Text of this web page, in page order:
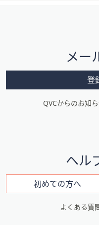
メ
ニ
ン
メー
登
QVCからのお知
ヘル
初めての方へ
よくある質